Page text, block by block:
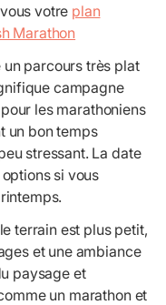
votre plan
Marathon
un parcours très plat
campagne
les marathoniens
un bon temps
stressant. La date
si vous
terrain est plus petit,
et une ambiance
paysage et
un marathon et